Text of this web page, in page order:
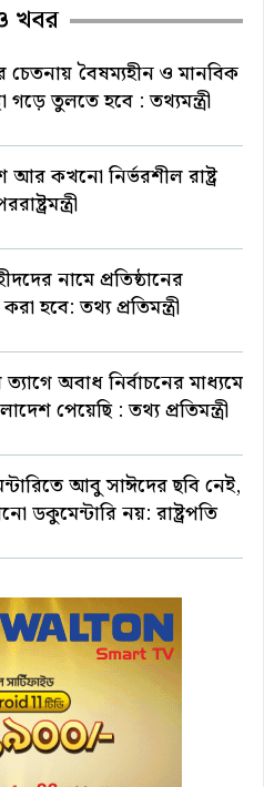
খবর
চেতনায় বৈষম্যহীন ও মানবিক
গড়ে তুলতে হবে : তথ্যমন্ত্রী
আর কখনো নির্ভরশীল রাষ্ট্র
নামে প্রতিষ্ঠানের
হবে: তথ্য প্রতিমন্ত্রী
অবাধ নির্বাচনের মাধ্যমে
পেয়েছি : তথ্য প্রতিমন্ত্রী
আবু সাঈদের ছবি নেই,
ডকুমেন্টারি নয়: রাষ্ট্রপতি